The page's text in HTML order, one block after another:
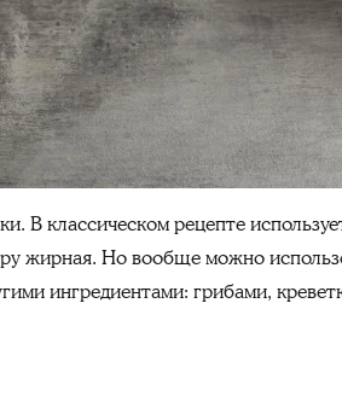
классическом рецепте
жирная. Но вообще можно
ингредиентами: грибами,